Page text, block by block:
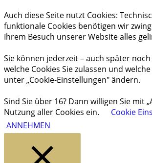
Auch diese Seite nutzt Cookies:
funktionale Cookies benötigen wir
Ihrem Besuch unserer Website alles
Sie können jederzeit – auch später noch
welche Cookies Sie zulassen und
unter „Cookie-Einstellungen" ändern.
Sind Sie über 16? Dann willigen Sie mit
Nutzung aller Cookies ein.
Cookie
ANNEHMEN